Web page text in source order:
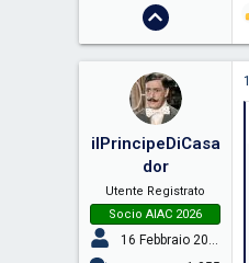
c
t
ilPrincipeDiCasa
dor
Utente Registrato
Socio AIAC 2026
16 Febbraio 2009